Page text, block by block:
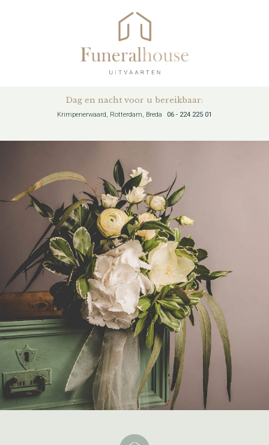
Dag en nacht voor u bereikbaar:
Krimpenerwaard, Rotterdam, Breda 06 - 224 225 01